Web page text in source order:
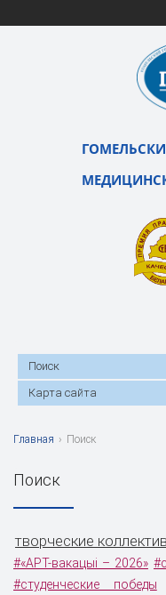
Поиск
Карта сайта
Главная › Поиск
Поиск
творческие
#«АРТ-вакацыі – 2026»
#студенческие победы